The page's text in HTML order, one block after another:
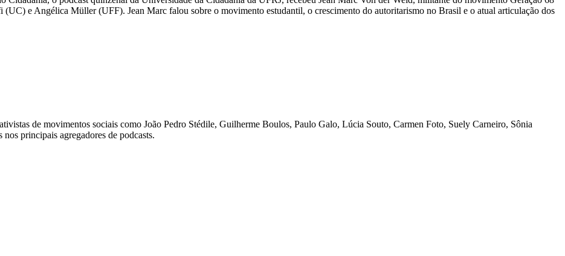
e Angélica Müller (UFF). Jean Marc falou sobre o movimento estudantil, o crescimento do autoritarismo no Brasil e o atual articulação dos
de movimentos sociais como João Pedro Stédile, Guilherme Boulos, Paulo Galo, Lúcia Souto, Carmen Foto, Suely Carneiro, Sônia
principais agregadores de podcasts.